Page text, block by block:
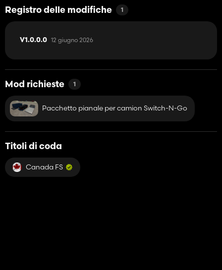
Registro delle modifiche 1
V1.0.0.0 12 giugno 2026
Mod richieste 1
Pacchetto pianale per camion Switch-N-Go
Titoli di coda
Canada FS